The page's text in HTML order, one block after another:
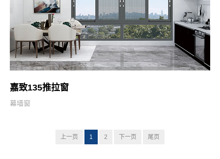
嘉致135推拉窗
幕墙窗
上一页 1 2 下一页 尾页